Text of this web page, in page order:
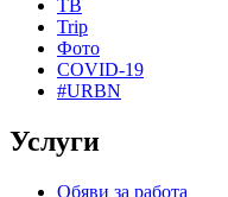
ТВ
Trip
Фото
COVID-19
#URBN
Услуги
Обяви за работа